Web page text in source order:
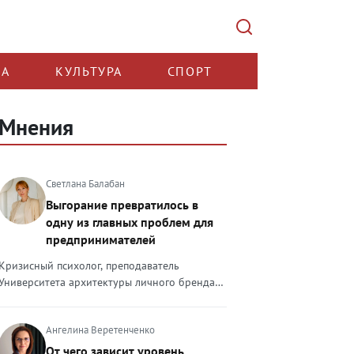
КУЛЬТУРА СПОРТ
Мнения
Светлана Балабан
Выгорание превратилось в
одну из главных проблем для
предпринимателей
Кризисный психолог, преподаватель
архитектуры личного бренда
и способах преодоления Выгорание в 2026
стало самой острой проблемой, однако
Ангелина Веретенченко
От чего зависит уровень